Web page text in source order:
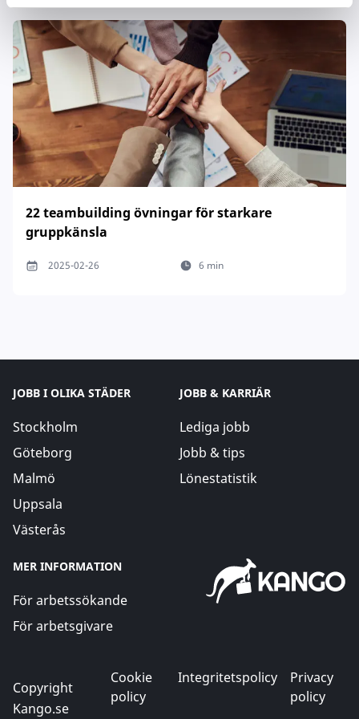
22 teambuilding övningar för starkare
gruppkänsla
2025-02-26 6 min
JOBB I OLIKA STÄDER
Stockholm
Göteborg
Malmö
Uppsala
Västerås
JOBB & KARRIÄR
Lediga jobb
Jobb & tips
Lönestatistik
MER INFORMATION
För arbetssökande
För arbetsgivare
Copyright
Kango.se
Cookie
policy
Integritetspolicy
Privacy
policy